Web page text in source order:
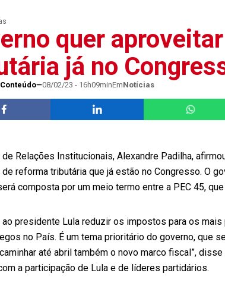
quer
já no
08/02/23 - 16h09minEmNotícias
Relações Institucionais, Alexandre Padilha,
reforma tributária que já estão no Congresso. O
composta por um meio termo entre a PEC 45,
ao presidente Lula reduzir os impostos para os
no País. É um tema prioritário do governo, que
até abril também o novo marco fiscal”,
a participação de Lula e de líderes partidários.